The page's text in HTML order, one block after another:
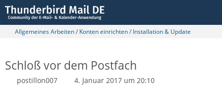
Allgemeines Arbeiten / Konten einrichten / Installation & Update
Schloß vor dem Postfach
postillon007
4. Januar 2017 um 20:10